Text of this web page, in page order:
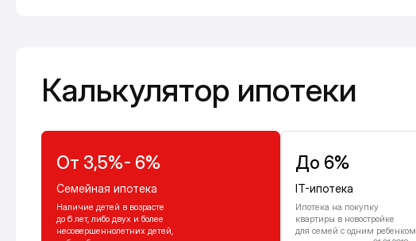
Калькулятор ипотеки
От 3,5%- 6%
Семейная ипотека
Наличие детей в возрасте
до 6 лет, либо двух и более
несовершеннолетних детей,
До 6%
IT-ипотека
Ипотека на покупку
квартиры в новостройке
для семей с одним ребенком